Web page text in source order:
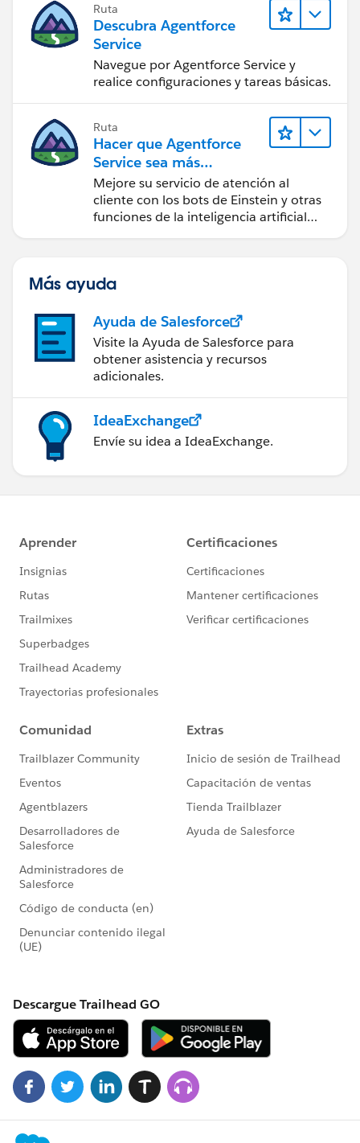
Ruta
Descubra Agentforce
Service
Navegue por Agentforce Service y
realice configuraciones y tareas básicas.
Ruta
Hacer que Agentforce
Service sea más
inteligente
Mejore su servicio de atención al
cliente con los bots de Einstein y otras
funciones de la inteligencia artificial
Más ayuda
Ayuda de Salesforce
Visite la Ayuda de Salesforce para
obtener asistencia y recursos
adicionales.
IdeaExchange
Envíe su idea a IdeaExchange.